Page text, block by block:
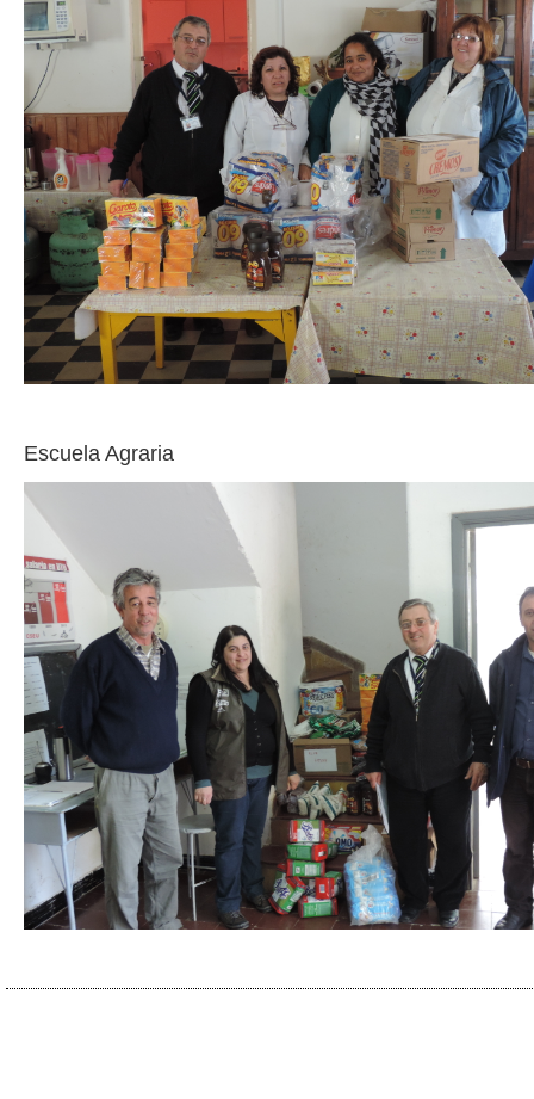
Escuela Agraria